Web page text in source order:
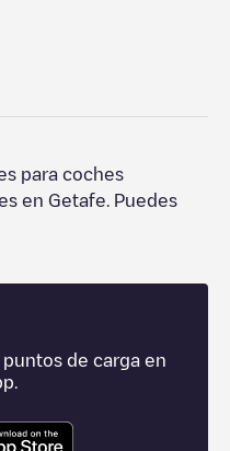
para coches
en Getafe . Puedes
de carga en